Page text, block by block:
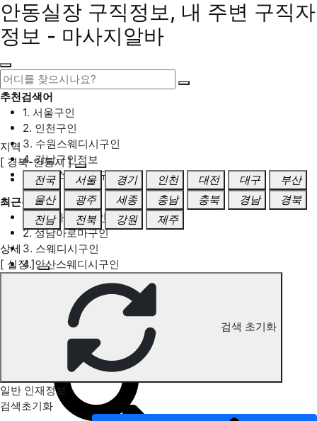
안동실장 구직정보, 내 주변 구직자
정보 - 마사지알바
추천검색어
1. 서울구인
2. 인천구인
3. 수원스웨디시구인
4. 강남구인정보
5. 동탄스웨디시구인
최근검색어
1. 일산마사지구인
2. 성남아로마구인
3. 스웨디시구인
4. 안산스웨디시구인
안동 실장 구직정보
지역
[ 경북-안동시 ]
전국
서울 경기 인천 대전 대구
부산
울산
광주 세종 충남 충북 경남
경북
전남
전북 강원 제주
상세
[ 실장 ]
검색 초기화
일반 인재정보
검색초기화